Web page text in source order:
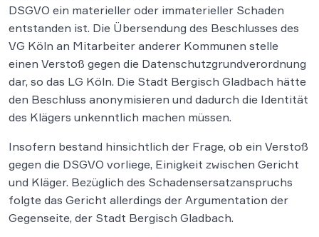
DSGVO ein materieller oder immaterieller Schaden
entstanden ist. Die Übersendung des Beschlusses des
VG Köln an Mitarbeiter anderer Kommunen stelle
einen Verstoß gegen die Datenschutzgrundverordnung
dar, so das LG Köln. Die Stadt Bergisch Gladbach hätte
den Beschluss anonymisieren und dadurch die Identität
des Klägers unkenntlich machen müssen.
Insofern bestand hinsichtlich der Frage, ob ein Verstoß
gegen die DSGVO vorliege, Einigkeit zwischen Gericht
und Kläger. Bezüglich des Schadensersatzanspruchs
folgte das Gericht allerdings der Argumentation der
Gegenseite, der Stadt Bergisch Gladbach.